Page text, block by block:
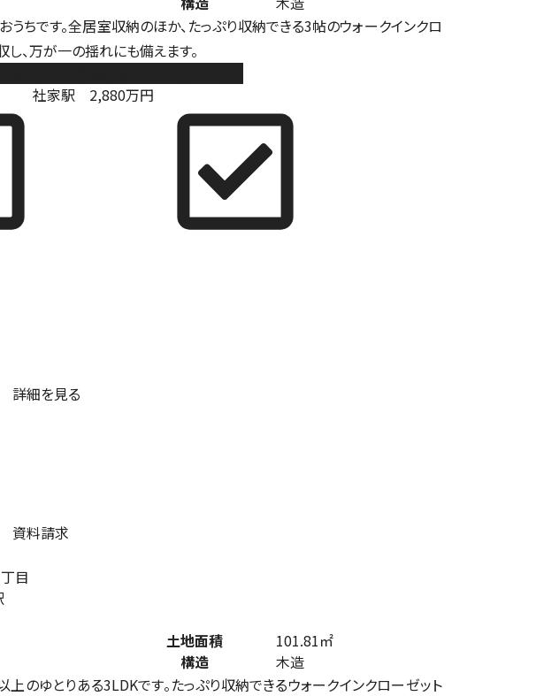
ちです。全居室収納のほか、たっぷり収納できる3帖のウォークインクロ
、万が一の揺れにも備えます。
社家駅
2,880万円
詳細を見る
資料請求
目
土地面積
101.81㎡
構造
木造
のゆとりある3LDKです。たっぷり収納できるウォークインクローゼット